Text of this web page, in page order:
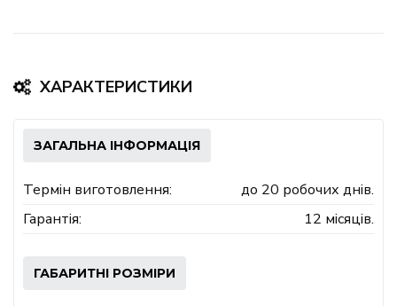
ХАРАКТЕРИСТИКИ
ЗАГАЛЬНА ІНФОРМАЦІЯ
Термін виготовлення:
до 20 робочих днів.
Гарантія:
12 місяців.
ГАБАРИТНІ РОЗМІРИ